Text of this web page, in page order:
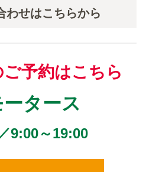
せはこちらから
予約はこちら
タース
9:00～19:00